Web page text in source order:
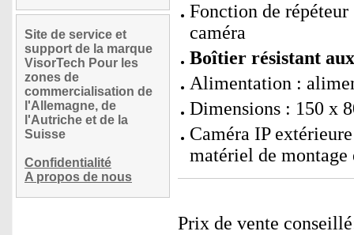
Site de service et
support de la marque
VisorTech Pour les
zones de
commercialisation de
l'Allemagne, de
l'Autriche et de la
Suisse
Confidentialité
A propos de nous
Fonction de
caméra
Boîtier résistant
Alimentation :
Dimensions : 150 x
Caméra IP
matériel de
Prix de vente